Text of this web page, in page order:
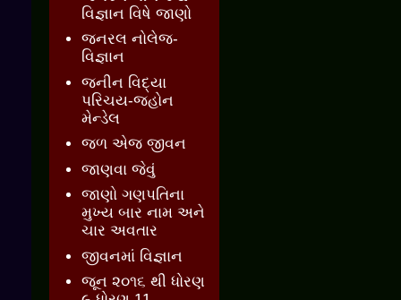
વિજ્ઞાન વિષે જાણો
જનરલ નોલેજ-
વિજ્ઞાન
જનીન વિદ્યા
પરિચય-જ્હોન
મેન્ડેલ
જળ એજ જીવન
જાણવા જેવું
જાણો ગણપતિના
મુખ્ય બાર નામ અને
ચાર અવતાર
જીવનમાં વિજ્ઞાન
જૂન ૨૦૧૬ થી ધોરણ